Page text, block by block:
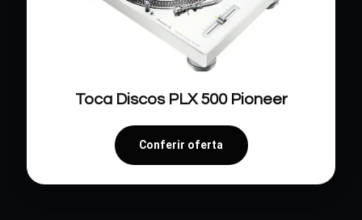
Toca Discos PLX 500 Pioneer
Conferir oferta